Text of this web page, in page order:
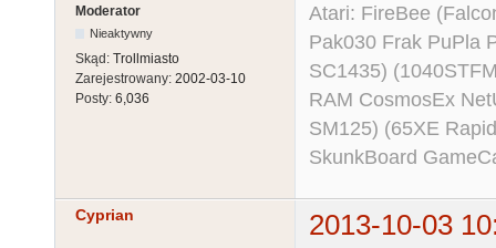
Moderator
Nieaktywny
Skąd: Trollmiasto
Zarejestrowany: 2002-03-10
Posty: 6,036
Atari: FireBee
Pak030 Frak PuPla
SC1435)
RAM CosmosEx
SM125) (65XE
SkunkBoard
Cyprian 2013-10-03